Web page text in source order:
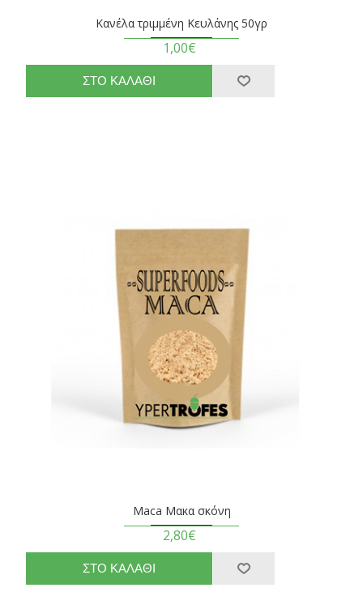
Κανέλα τριμμένη Κευλάνης 50γρ
1,00€
Maca Μακα σκόνη
2,80€